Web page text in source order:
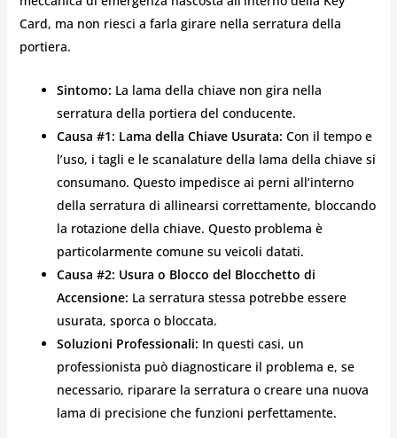
Card, ma non riesci a farla girare nella serratura della
portiera.
Sintomo: La lama della chiave non gira nella
serratura della portiera del conducente.
Causa #1: Lama della Chiave Usurata: Con il tempo e
l’uso, i tagli e le scanalature della lama della chiave si
consumano. Questo impedisce ai perni all’interno
della serratura di allinearsi correttamente, bloccando
la rotazione della chiave. Questo problema è
particolarmente comune su veicoli datati.
Causa #2: Usura o Blocco del Blocchetto di
Accensione: La serratura stessa potrebbe essere
usurata, sporca o bloccata.
Soluzioni Professionali: In questi casi, un
professionista può diagnosticare il problema e, se
necessario, riparare la serratura o creare una nuova
lama di precisione che funzioni perfettamente.